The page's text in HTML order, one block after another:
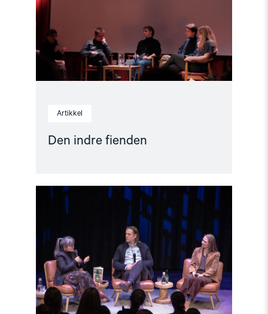
Artikkel
Den indre fienden
Read
article
"Når
blir
hverdag"